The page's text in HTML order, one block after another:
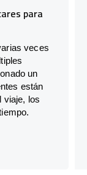
para
veces
un
están
viaje, los